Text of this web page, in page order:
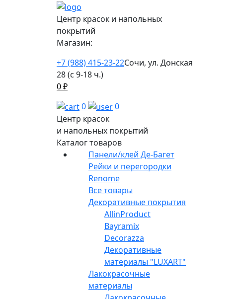
Центр красок и напольных
покрытий
Магазин:
+7 (988) 415-23-22Сочи, ул. Донская
28 (с 9-18 ч.)
0₽
0
0
Центр красок
и напольных покрытий
Каталог товаров
Панели/клей Де-Багет
Рейки и перегородки
Renome
Все товары
Декоративные покрытия
AllinProduct
Bayramix
Decorazza
Декоративные
материалы "LUXART"
Лакокрасочные
материалы